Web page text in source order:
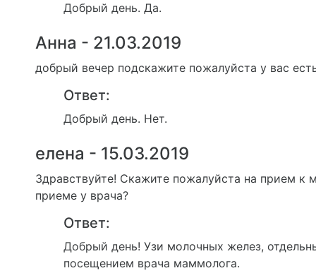
Добрый день. Да.
Анна - 21.03.2019
добрый вечер подскажите пожалуйста у вас
Ответ:
Добрый день. Нет.
елена - 15.03.2019
Здравствуйте! Скажите пожалуйста на прием к
приеме у врача?
Ответ:
Добрый день! Узи молочных желез,
посещением врача маммолога.